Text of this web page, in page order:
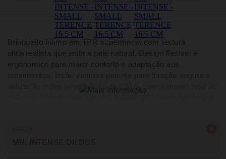
Brinquedo íntimo em TPR supermacio com textura
ultrarrealista que imita a pele natural. Design flexível e
ergonómico para maior conforto e adaptação aos
utilização mãos livres. Peso de 230 g, comprimento total de
MR. INTENSE DILDOS